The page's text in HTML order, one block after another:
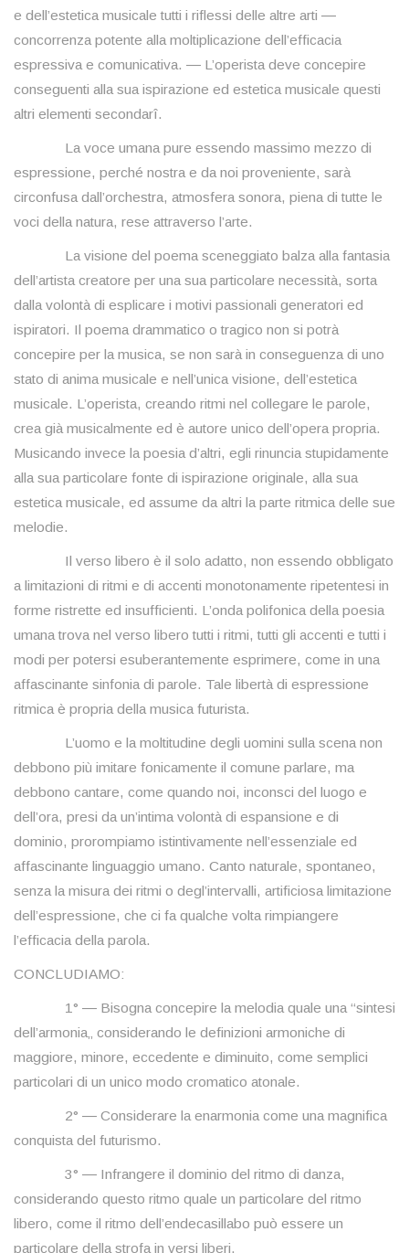
e dell’estetica musicale tutti i riflessi delle altre arti ―
concorrenza potente alla moltiplicazione dell’efficacia
espressiva e comunicativa. ― L’operista deve concepire
conseguenti alla sua ispirazione ed estetica musicale questi
altri elementi secondarî.
La voce umana pure essendo massimo mezzo di
espressione, perché nostra e da noi proveniente, sarà
circonfusa dall’orchestra, atmosfera sonora, piena di tutte le
voci della natura, rese attraverso l’arte.
La visione del poema sceneggiato balza alla fantasia
dell’artista creatore per una sua particolare necessità, sorta
dalla volontà di esplicare i motivi passionali generatori ed
ispiratori. Il poema drammatico o tragico non si potrà
concepire per la musica, se non sarà in conseguenza di uno
stato di anima musicale e nell’unica visione, dell’estetica
musicale. L’operista, creando ritmi nel collegare le parole,
crea già musicalmente ed è autore unico dell’opera propria.
Musicando invece la poesia d’altri, egli rinuncia stupidamente
alla sua particolare fonte di ispirazione originale, alla sua
estetica musicale, ed assume da altri la parte ritmica delle sue
melodie.
Il verso libero è il solo adatto, non essendo obbligato
a limitazioni di ritmi e di accenti monotonamente ripetentesi in
forme ristrette ed insufficienti. L’onda polifonica della poesia
umana trova nel verso libero tutti i ritmi, tutti gli accenti e tutti i
modi per potersi esuberantemente esprimere, come in una
affascinante sinfonia di parole. Tale libertà di espressione
ritmica è propria della musica futurista.
L’uomo e la moltitudine degli uomini sulla scena non
debbono più imitare fonicamente il comune parlare, ma
debbono cantare, come quando noi, inconsci del luogo e
dell’ora, presi da un’intima volontà di espansione e di
dominio, prorompiamo istintivamente nell’essenziale ed
affascinante linguaggio umano. Canto naturale, spontaneo,
senza la misura dei ritmi o degl’intervalli, artificiosa limitazione
dell’espressione, che ci fa qualche volta rimpiangere
l’efficacia della parola.
CONCLUDIAMO:
1° ― Bisogna concepire la melodia quale una “sintesi
dell’armonia„ considerando le definizioni armoniche di
maggiore, minore, eccedente e diminuito, come semplici
particolari di un unico modo cromatico atonale.
2° ― Considerare la enarmonia come una magnifica
conquista del futurismo.
3° ― Infrangere il dominio del ritmo di danza,
considerando questo ritmo quale un particolare del ritmo
libero, come il ritmo dell’endecasillabo può essere un
particolare della strofa in versi liberi.